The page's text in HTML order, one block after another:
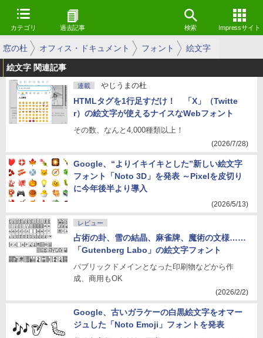
カテゴリ 過去記事 検索 Impressサイト
窓の杜 オフィス・ドキュメント フォント 絵文字
絵文字 関連記事
連載 やじうまの杜
HTMLタグを1行足すだけ！ 「X」（Twitte
r）の絵文字が使えるナイスなWebフォント
その数、なんと4,000種類以上！
(2026/7/28)
Google、“よりイキイキとした”新しい絵文字
フォント「Noto 3D」を発表 ～Pixelを皮切り
に今年後半より導入
(2026/5/13)
レビュー
占術の卦、雪の結晶、麻雀牌、魔術の文様……
「Gutenberg Labo」の絵文字フォント
パブリックドメインとなった印刷物などから作
成、商用もOK
(2026/2/2)
Google、古いガラケーの白黒絵文字をオマー
ジュした「Noto Emoji」フォントを発表